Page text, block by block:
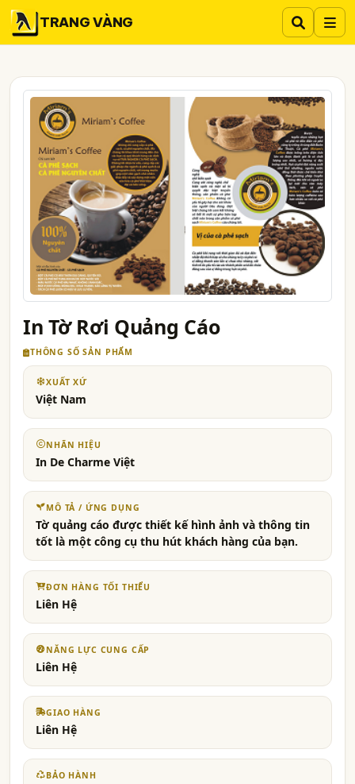
TRANG VÀNG
In Tờ Rơi Quảng Cáo
THÔNG SỐ SẢN PHẨM
XUẤT XỨ
Việt Nam
NHÃN HIỆU
In De Charme Việt
MÔ TẢ / ỨNG DỤNG
Tờ quảng cáo được thiết kế hình ảnh và thông tin
tốt là một công cụ thu hút khách hàng của bạn.
ĐƠN HÀNG TỐI THIỂU
Liên Hệ
NĂNG LỰC CUNG CẤP
Liên Hệ
GIAO HÀNG
Liên Hệ
BẢO HÀNH